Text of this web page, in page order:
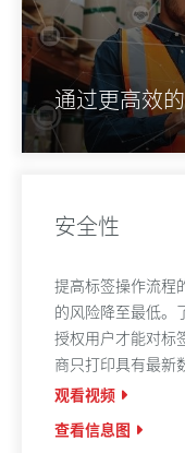
通过更高效
安全性
提高标签操作流程
的风险降至最低。
授权用户才能对标
商只打印具有最新
观看视频
查看信息图